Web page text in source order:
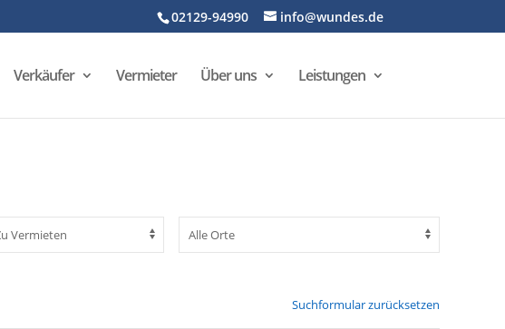
02129-94990 info@wundes.de
Verkäufer Vermieter Über uns Leistungen
Suchformular zurücksetzen